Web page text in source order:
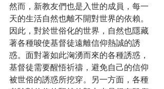
然而，新教友們也是入世的成員，每一
天的生活自然也離不開對世界的依賴。
因此，對於世俗化的世界，自然也隱藏
著各種唆使基督徒遠離信仰熱誠的誘
惑。面對著如此洶湧而來的各種誘惑，
基督徒需要醒悟祈禱，避免自己的信仰
被世俗的誘惑所挖穿。另一方面，各種